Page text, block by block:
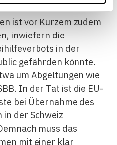
ist vor Kurzem zudem
inwiefern die
in der
gefährden könnte.
um Abgeltungen wie
In der Tat ist die EU-
bei Übernahme des
in der Schweiz
muss das
mit einer klar